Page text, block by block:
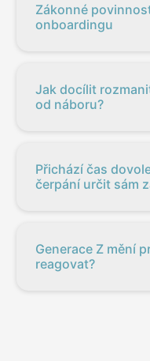
Zákonné
onboardingu
Jak docílit
od náboru?
Přichází čas
čerpání určit sám
Generace Z mění
reagovat?